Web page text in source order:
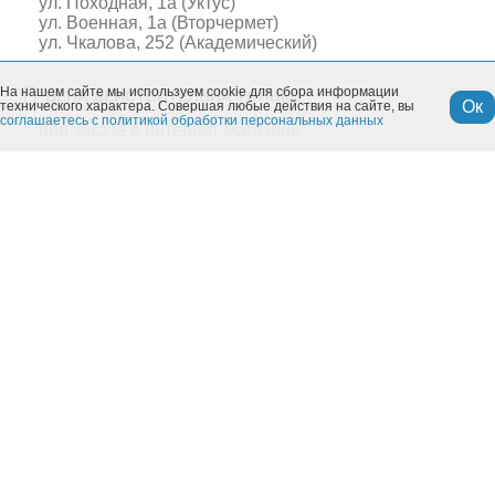
ул. Военная, 1а (Вторчермет)
ул. Чкалова, 252 (Академический)
ЦЕНА ДЕЙСТВИТЕЛЬНА ТОЛЬКО
при заказе в интернет-магазине
На нашем сайте мы используем cookie для сбора информации
технического характера. Совершая любые действия на сайте, вы
соглашаетесь с политикой обработки персональных данных
Ок